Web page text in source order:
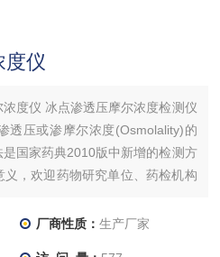
度仪
度仪 冰点渗透压摩尔浓度检测仪
透压或渗摩尔浓度(Osmolality)的
国家药典2010版中新增的检测方
，欢迎药物研究单位、药检机构
《中国药典》对注射剂、眼用制
厂商性质： 生产厂家